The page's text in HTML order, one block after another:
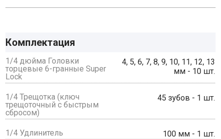
Комплектация
1/4 дюйма Головки
торцевые 6-гранные Super
Lock
4, 5, 6, 7, 8, 9, 10, 11, 12, 13
мм - 10 шт.
1/4 Трещотка (ключ
трещоточный с быстрым
сбросом)
45 зубов - 1 шт.
1/4 Удлинитель 100 мм - 1 шт.